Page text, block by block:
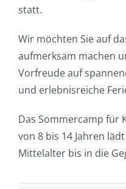
statt.
Wir möchten Sie auf
aufmerksam machen
Vorfreude auf
und erlebnisreiche
Das Sommercamp für
von 8 bis 14 Jahren
Mittelalter bis in die